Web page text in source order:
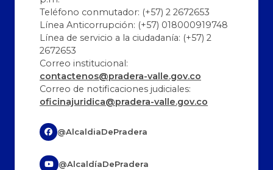
Teléfono conmutador: (+57) 2 2672653
Línea Anticorrupción: (+57) 018000919748
Línea de servicio a la ciudadanía: (+57) 2
2672653
Correo institucional:
contactenos@pradera-valle.gov.co
Correo de notificaciones judiciales:
oficinajuridica@pradera-valle.gov.co
@AlcaldiaDePradera
@AlcaldíaDePradera